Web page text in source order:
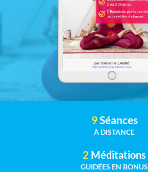
9Séances
À DISTANCE
2 Méditations
GUIDÉES EN BONUS